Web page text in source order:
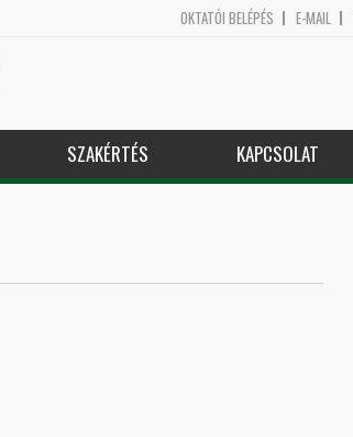
OKTATÓI BELÉPÉS E-MAIL
SZAKÉRTÉS KAPCSOLAT